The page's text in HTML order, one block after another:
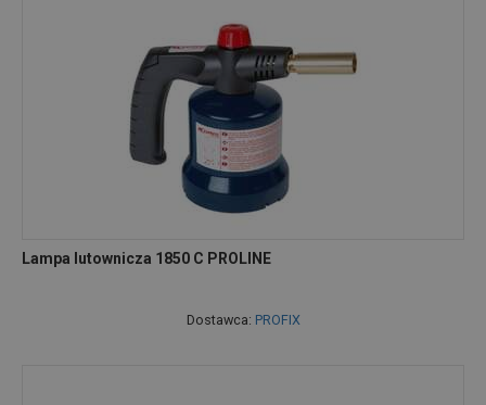
Lampa lutownicza 1850 C PROLINE
Dostawca: PROFIX